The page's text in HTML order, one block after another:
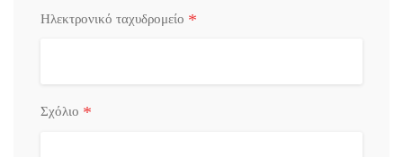
Ηλεκτρονικό ταχυδρομείο *
Σχόλιο *